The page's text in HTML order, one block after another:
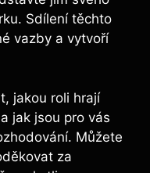
Sdílení těchto
vazby a vytvoří
jakou roli hrají
jak jsou pro vás
Můžete
za